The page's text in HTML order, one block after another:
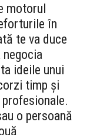
motorul
în
te va duce
ideile unui
timp și
o persoană